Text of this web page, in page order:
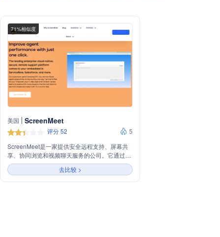
71%相似度
美国 ScreenMeet
评分 52
5
ScreenMeet是一家提供安全远程支持、屏幕共
享、协同浏览和视频聊天服务的公司。它通过嵌
入ServiceNow、Salesforce、Tanium等多个平
台，帮助企业提升IT帮助台和联系中心团队的工
作效率，解决更多问题。
去比较 >